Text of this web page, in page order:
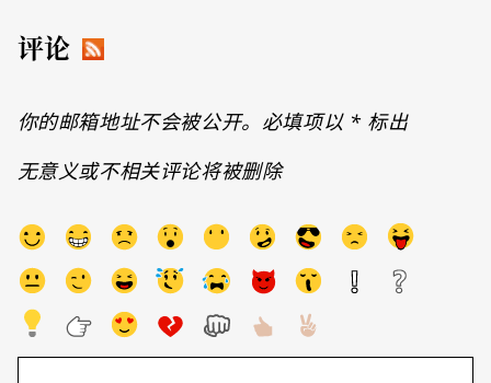
评论
你的邮箱地址不会被公开。必填项以 *标出
无意义或不相关评论将被删除